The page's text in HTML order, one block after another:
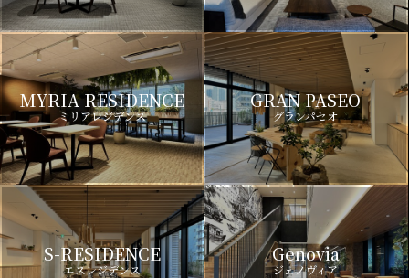
MYRIA RESIDENCE
ミリアレジデンス
GRAN PASEO
グランパセオ
S-RESIDENCE
エスレジデンス
Genovia
ジェノヴィア